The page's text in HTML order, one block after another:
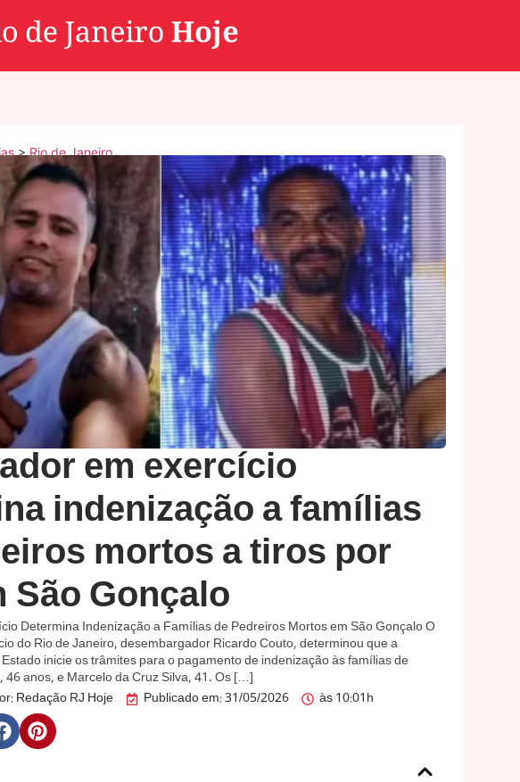
>Rio de Janeiro
em exercício
indenização a famílias
mortos a tiros por
São Gonçalo
Determina Indenização a Famílias de Pedreiros Mortos em São Gonçalo O
do Rio de Janeiro, desembargador Ricardo Couto, determinou que a
inicie os trâmites para o pagamento de indenização às famílias de
46 anos, e Marcelo da Cruz Silva, 41. Os […]
Redação RJ Hoje Publicado em:31/05/2026 às10:01h